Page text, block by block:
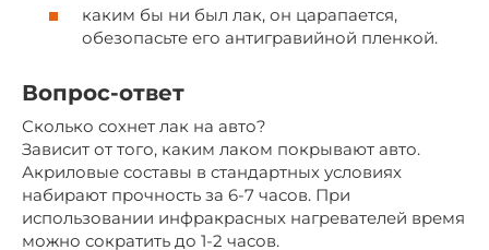
каким бы ни был лак, он царапается,
обезопасьте его антигравийной пленкой.
Вопрос-ответ
Сколько сохнет лак на авто?
Зависит от того, каким лаком покрывают авто.
Акриловые составы в стандартных условиях
набирают прочность за 6-7 часов. При
использовании инфракрасных нагревателей время
можно сократить до 1-2 часов.